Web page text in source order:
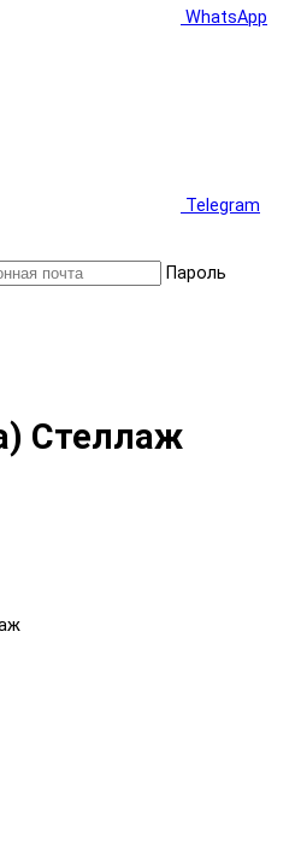
WhatsApp
Telegram
Пароль
Стеллаж